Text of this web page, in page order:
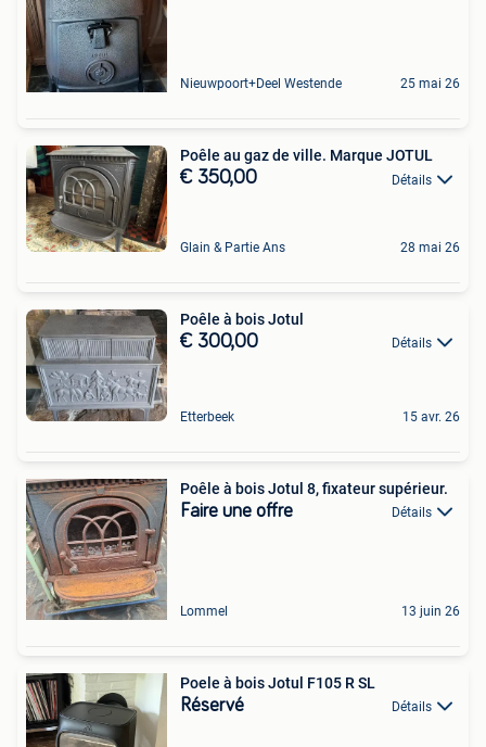
Nieuwpoort+Deel Westende 25 mai 26
Poêle au gaz de ville. Marque JOTUL
€ 350,00 Détails
Glain & Partie Ans 28 mai 26
Poêle à bois Jotul
€ 300,00 Détails
Etterbeek 15 avr. 26
Poêle à bois Jotul 8, fixateur supérieur.
Faire une offre Détails
Lommel 13 juin 26
Poele à bois Jotul F105 R SL
Réservé Détails